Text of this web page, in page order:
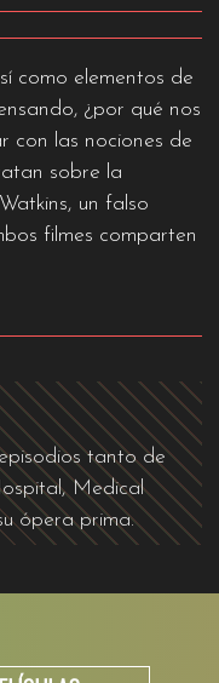
como elementos de
¿por qué nos
con las nociones de
sobre la
un falso
filmes comparten
tanto de
Medical
ópera prima.